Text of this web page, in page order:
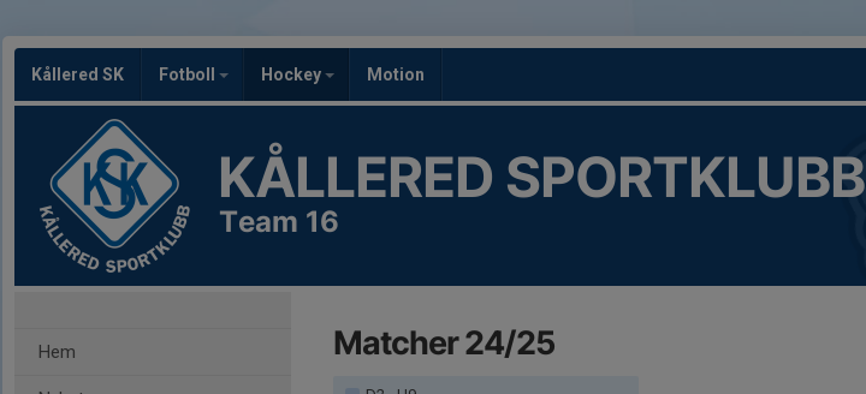
Kållered SK Fotboll Hockey Motion
KÅLLERED SPORTKLUBB
Team 16
Hem Matcher 24/25